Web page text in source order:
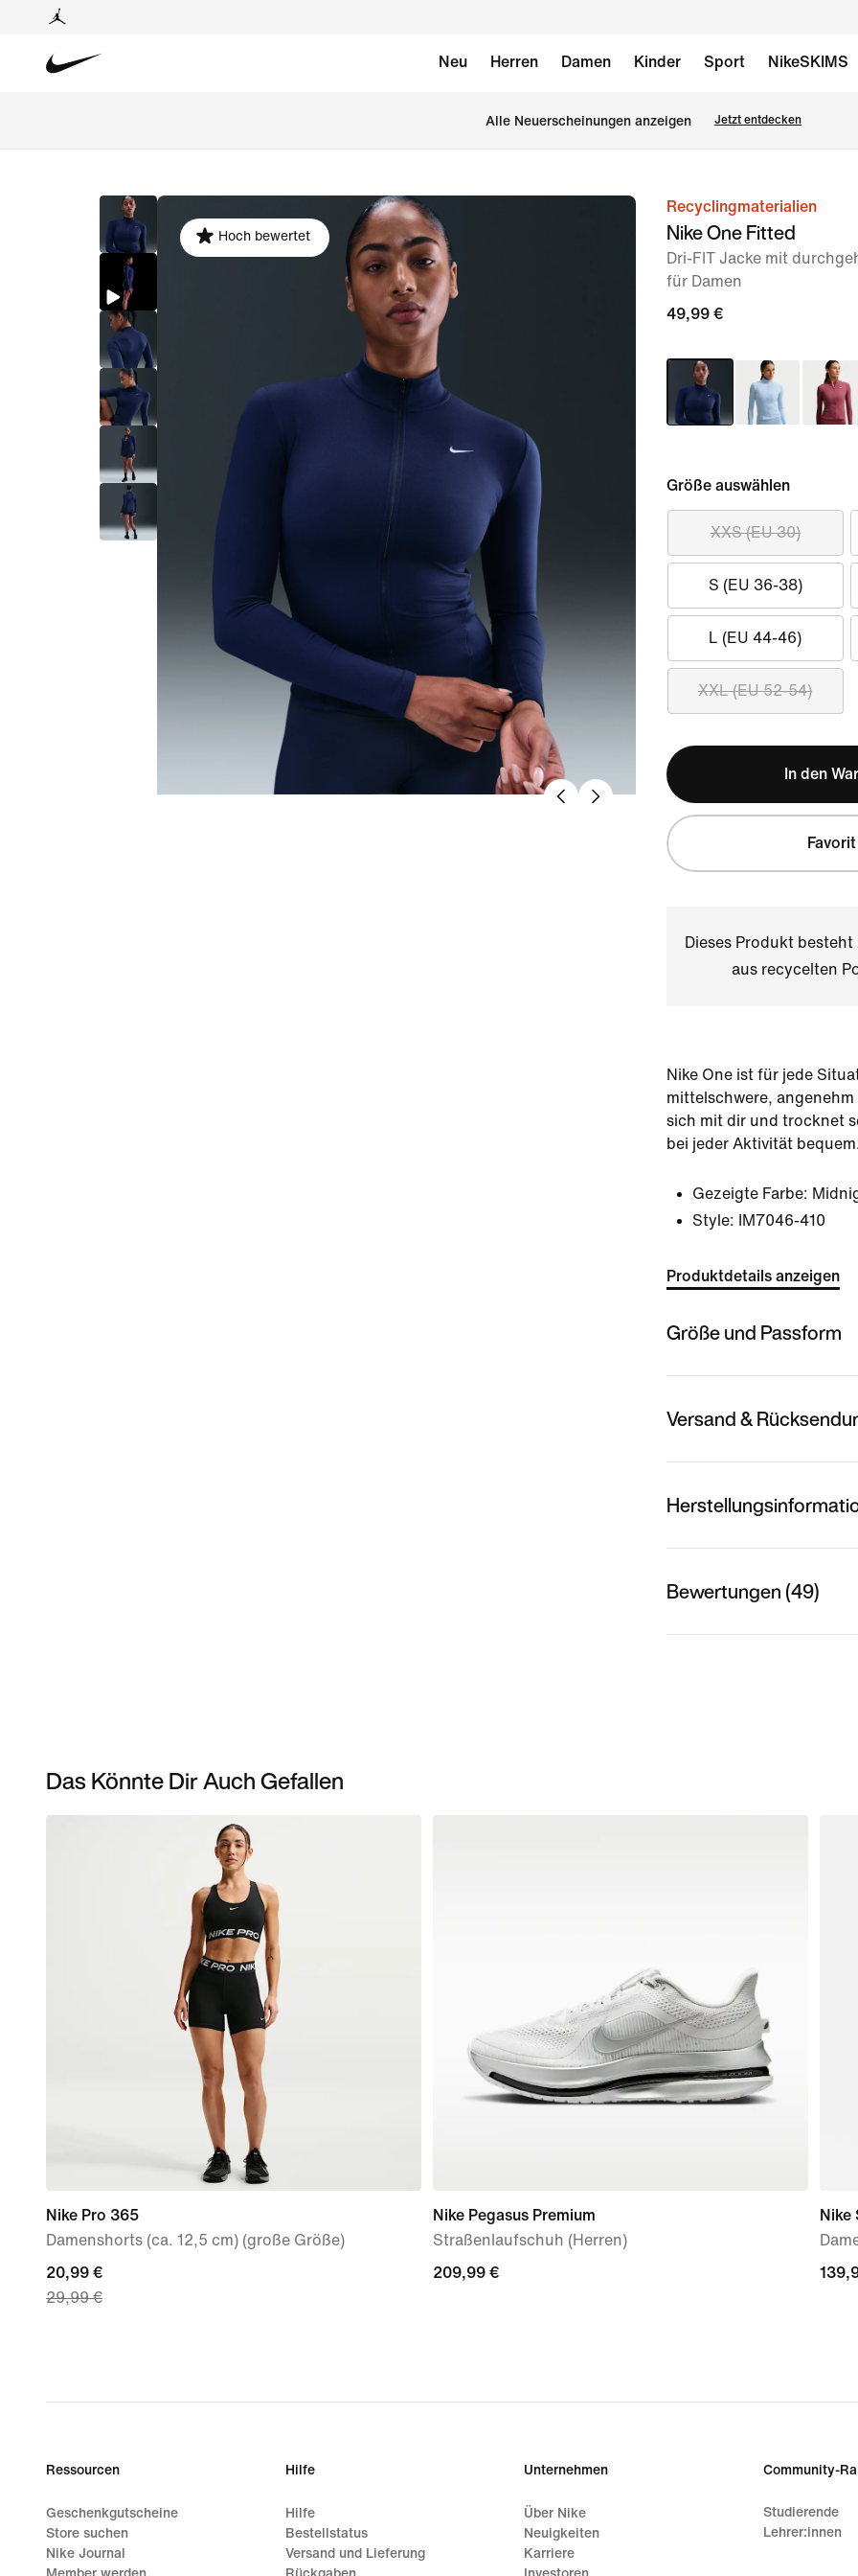
Neu Herren Damen Kinder Sport NikeSKIMS
Alle Neuerscheinungen anzeigen Jetzt entdecken
Bild 1
Hoch bewertet
Recyclingmaterialien
Nike One Fitted
Dri-FIT Jacke mit
für Damen
49,99 €
Größe auswählen
XXS (EU 30)
S (EU 36-38)
L (EU 44-46)
XXL (EU 52-54)
In den
Favorit
Dieses Produkt
aus recycelten
Nike One ist für jede
mittelschwere,
sich mit dir und trocknet
bei jeder Aktivität bequem.
Gezeigte Farbe:
Style:
IM7046-410
Produktdetails anzeigen
Größe und Passform
Versand &
Bewertungen (49)
Das Könnte Dir Auch Gefallen
Nike Pro 365
Damenshorts (ca. 12,5 cm) (große Größe)
current
price
29,99 €
20,99 €
29,99 €
Nike Pegasus Premium
Straßenlaufschuh (Herren)
209,99 €
209,99 €
Nike
Ressourcen
Geschenkgutscheine
Store suchen
Nike Journal
Member werden
Hilfe
Hilfe
Bestellstatus
Versand und Lieferung
Rückgaben
Unternehmen
Über Nike
Neuigkeiten
Karriere
Investoren
Community-
Studierende
Lehrer:innen